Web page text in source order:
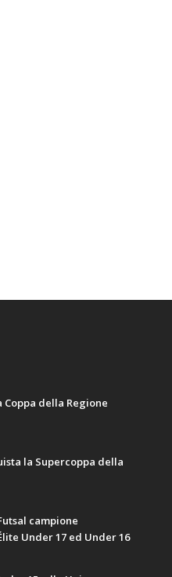
della Regione
la Supercoppa della
campione
Under 17 ed Under 16